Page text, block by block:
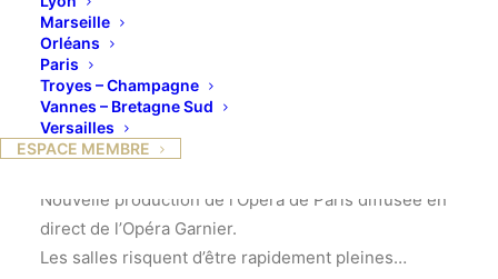
Marseille
Orléans
Paris
Troyes – Champagne
Vannes – Bretagne Sud
Versailles
ESPACE MEMBRE
Provoqués par Don Alfonso, vieux philosophe
cynique, deux jeunes idéalistes décident de mettre à
l’épreuve la fidélité de leurs amantes. L’amour leur
infligera une amère leçon : ceux qui se croyaient
Nouvelle production de l’Opéra de Paris diffusée en
direct de l’Opéra Garnier.
Les salles risquent d’être rapidement pleines…